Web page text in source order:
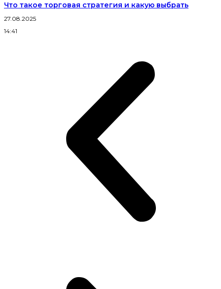
Что такое торговая стратегия и какую выбрать
27.08.2025
14:41